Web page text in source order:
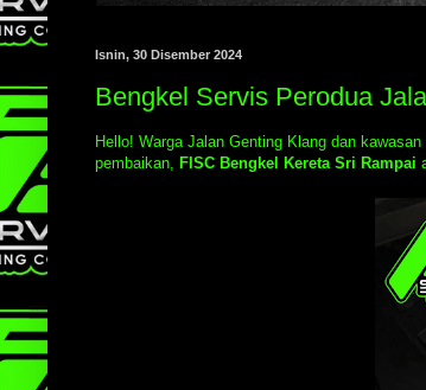
Isnin, 30 Disember 2024
Bengkel Servis Perodua
Hello! Warga Jalan Genting Klang dan
pembaikan, FISC Bengkel Kereta Sri Rampai